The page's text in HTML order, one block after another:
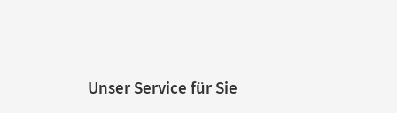
Unser Service für Sie